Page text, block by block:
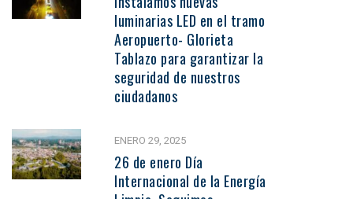
luminarias LED en el tramo
Aeropuerto- Glorieta
Tablazo para garantizar la
seguridad de nuestros
ciudadanos
ENERO 29, 2025
26 de enero Día
Internacional de la Energía